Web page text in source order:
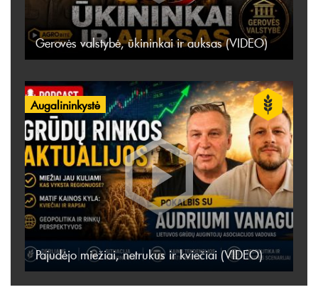
Gerovės valstybė, ūkininkai ir auksas (VIDEO)
Augalininkystė
Pajudėjo miežiai, netrukus ir kviečiai (VIDEO)